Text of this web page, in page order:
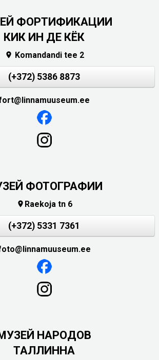
ФОРТИФИКАЦИИ
КИК ИН ДЕ КЁК
 Komandandi tee 2
(+372) 5386 8873
ФОТОГРАФИИ
 Raekoja tn 6
(+372) 5331 7361
НАРОДОВ
ТАЛЛИННА